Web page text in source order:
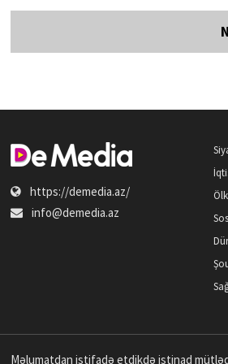
https://demedia.az/
info@demedia.az
Məlumatdan istifadə etdikdə istinad